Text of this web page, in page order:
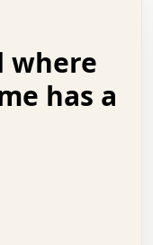
.   +   .   .
.   .   :   .
.   .   .   +
.   o   .   .
:   .   .   o
o   .   .   .
.   .   .   .
.   x   .   .
.   .   .   o
.   .   .   .
where
has a